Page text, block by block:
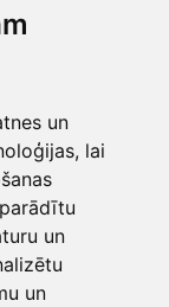
un
lai
un
un